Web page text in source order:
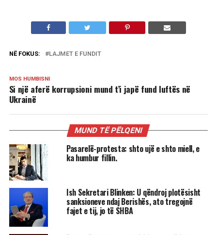
NË FOKUS: LAJMET E FUNDIT
MOS HUMBISNI
Si një aferë korrupsioni mund t’i japë fund luftës në
Ukrainë
MUND TË PËLQENI
Pasarelë-protesta: shto ujë e shto miell, e
ka humbur fillin.
Ish Sekretari Blinken: U qëndroj plotësisht
sanksioneve ndaj Berishës, ato tregojnë
fajet e tij, jo të SHBA